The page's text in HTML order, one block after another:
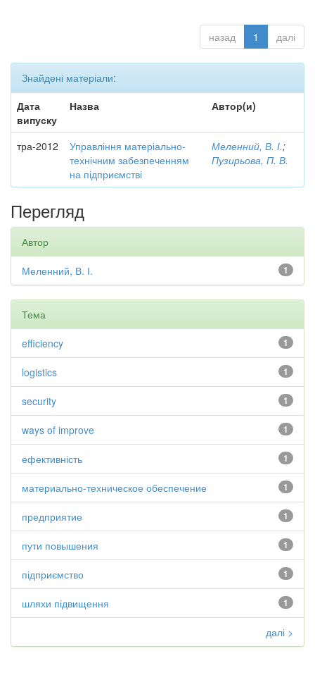
назад 1 далі
Знайдені матеріали:
Дата
випуску
Назва Автор(и)
тра-2012
Управління матеріально-
технічним забезпеченням
на підприємстві
Меленний, В. І.;
Пузирьова, П. В.
Перегляд
Автор
1
Меленний, В. І.
Тема
1
efficiency
1
logistics
1
security
1
ways of improve
1
ефективність
1
материально-техническое обеспечение
1
предприятие
1
пути повышения
1
підприємство
1
шляхи підвищення
далі >